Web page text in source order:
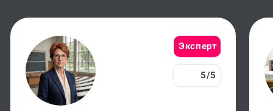
Эксперт
5/5